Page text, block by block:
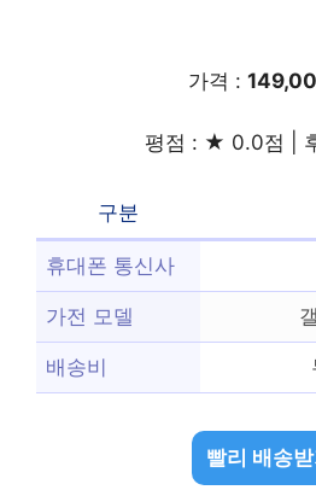
가격 :
평점 : ★ 0.0점 |
구분
휴대폰 통신사
가전 모델
배송비
빨리 배송